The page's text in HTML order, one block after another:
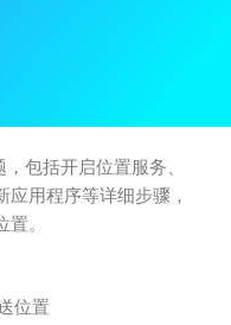
包括开启位置服务、
用程序等详细步骤，
。
位置